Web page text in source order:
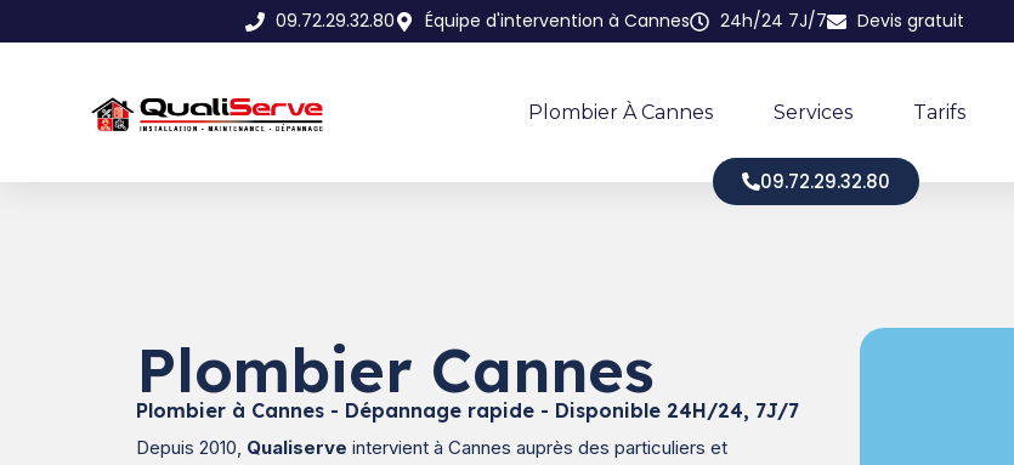
09.72.29.32.80 Équipe d'intervention à Cannes 24h/24 7J/7 Devis gratuit
Plombier À Cannes Services Tarifs
09.72.29.32.80
Plombier Cannes
Plombier à Cannes - Dépannage rapide - Disponible 24H/24, 7J/7
Depuis 2010, Qualiserve intervient à Cannes auprès des particuliers et